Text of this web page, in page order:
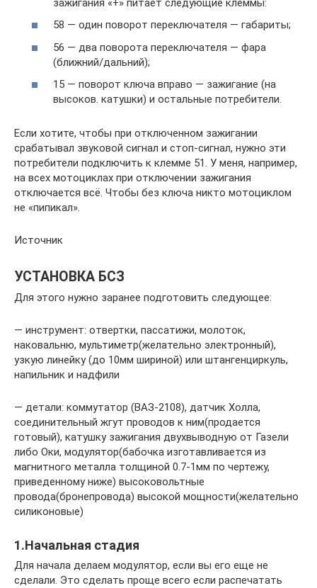
зажигания «+» питает следующие клеммы:
58 — один поворот переключателя — габариты;
56 — два поворота переключателя — фара
(ближний/дальний);
15 — поворот ключа вправо — зажигание (на
высоков. катушки) и остальные потребители.
Если хотите, чтобы при отключенном зажигании
срабатывал звуковой сигнал и стоп-сигнал, нужно эти
потребители подключить к клемме 51. У меня, например,
на всех мотоциклах при отключении зажигания
отключается всё. Чтобы без ключа никто мотоциклом
не «пипикал».
Источник
УСТАНОВКА БСЗ
Для этого нужно заранее подготовить следующее:
— инструмент: отвертки, пассатижи, молоток,
наковальню, мультиметр(желательно электронный),
узкую линейку (до 10мм шириной) или штангенциркуль,
напильник и надфили
— детали: коммутатор (ВАЗ-2108), датчик Холла,
соединительный жгут проводов к ним(продается
готовый), катушку зажигания двухвыводную от Газели
либо Оки, модулятор(бабочка изготавливается из
магнитного металла толщиной 0.7-1мм по чертежу,
приведенному ниже) высоковольтные
провода(бронепровода) высокой мощности(желательно
силиконовые)
1.Начальная стадия
Для начала делаем модулятор, если вы его еще не
сделали. Это сделать проще всего если распечатать